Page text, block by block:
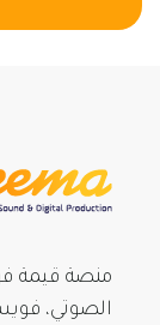
منصة قيمة
الصوتي،